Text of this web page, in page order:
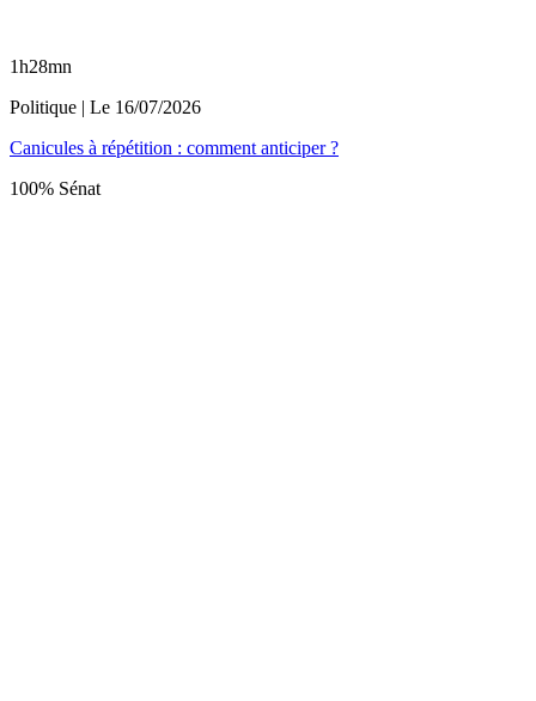
1h28mn
Politique | Le 16/07/2026
Canicules à répétition : comment anticiper ?
100% Sénat